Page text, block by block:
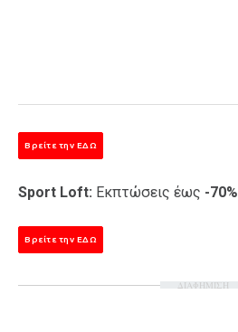
Βρείτε την ΕΔΩ
Sport Loft: Εκπτώσεις έως -70%
Βρείτε την ΕΔΩ
ΔΙΑΦΗΜΙΣΗ